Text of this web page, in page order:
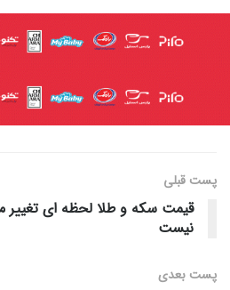
پست قبلی
قیمت سکه و طلا لحظه ای تغییر
نیست
پست‌ بعدی